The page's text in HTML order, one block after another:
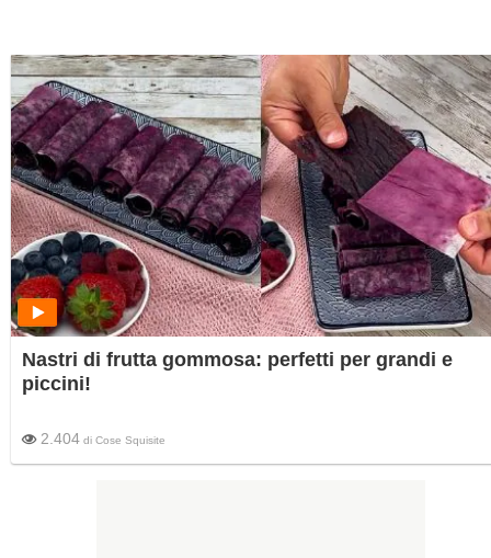
Nastri di frutta gommosa: perfetti per grandi e
piccini!
2.404 di Cose Squisite